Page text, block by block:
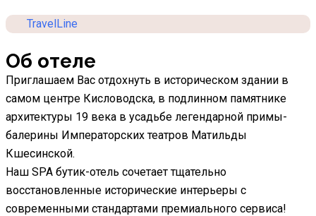
TravelLine
Об отеле
Приглашаем Вас отдохнуть в историческом здании в
самом центре Кисловодска, в подлинном памятнике
архитектуры 19 века в усадьбе легендарной примы-
балерины Императорских театров Матильды
Кшесинской.
Наш SPA бутик-отель сочетает тщательно
восстановленные исторические интерьеры с
современными стандартами премиального сервиса!